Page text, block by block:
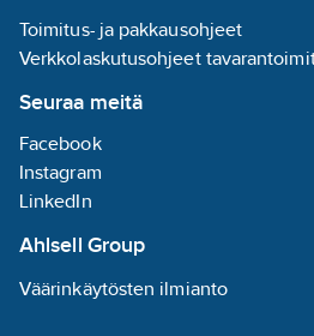
Toimitus- ja pakkausohjeet
Verkkolaskutusohjeet
Seuraa meitä
Facebook
Instagram
LinkedIn
Ahlsell Group
Väärinkäytösten ilmianto